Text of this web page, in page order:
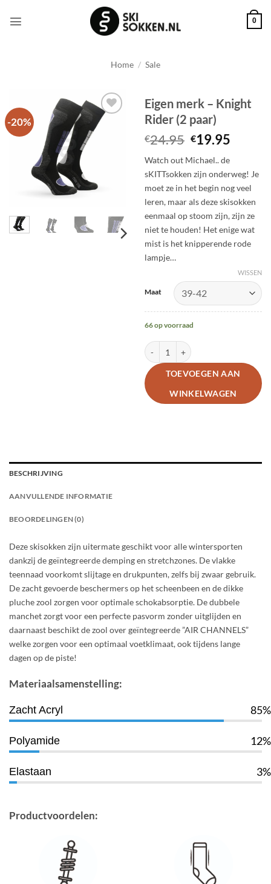
naar
0
Home / Sale
-20%
Toevoegen
wenslijst
Eigen merk – Knight
Rider (2 paar)
€24.95
was:
€24.95.
€19.95
Watch out Michael.. de
sKITTsokken zijn onderweg! Je
moet ze in het begin nog veel
leren, maar als deze skisokken
eenmaal op stoom zijn, zijn ze
niet te houden! Het enige wat
mist is het knipperende rode
lampje…
Maat
WISSEN
66 op voorraad
Eigen merk - Knight Rider (2 paar)
TOEVOEGEN AAN
WINKELWAGEN
Alternative:
BESCHRIJVING
AANVULLENDE INFORMATIE
BEOORDELINGEN (0)
Deze skisokken zijn uitermate geschikt voor alle wintersporten
dankzij de geïntegreerde demping en stretchzones. De vlakke
teennaad voorkomt slijtage en drukpunten, zelfs bij zwaar gebruik.
De zacht gevoerde beschermers op het scheenbeen en de dikke
pluche zool zorgen voor optimale schokabsorptie. De dubbele
manchet zorgt voor een perfecte pasvorm zonder uitglijden en
daarnaast beschikt de zool over geïntegreerde ”AIR CHANNELS”
welke zorgen voor een optimaal voetklimaat, ook tijdens lange
dagen op de piste!
Materiaalsamenstelling:
Zacht Acryl 85%
Polyamide 12%
Elastaan 3%
Productvoordelen: